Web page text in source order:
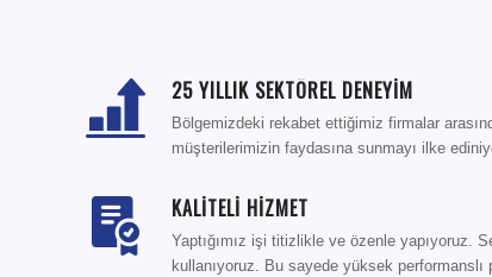
25 YILLIK SEKTÖREL DENEYİM
Bölgemizdeki rekabet ettiğimiz firmalar
müşterilerimizin faydasına sunmayı ilke
KALİTELİ HİZMET
Yaptığımız işi titizlikle ve özenle yapıyoruz.
kullanıyoruz. Bu sayede yüksek performanslı